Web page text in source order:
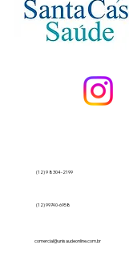
(12) 9 8304-2199
(12) 99740-6958
comercial@unisaudeonline.com.br